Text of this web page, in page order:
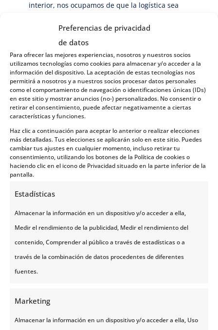
Preferencias de privacidad
de datos
Para ofrecer las mejores experiencias, nosotros y nuestros socios
utilizamos tecnologías como cookies para almacenar y/o acceder a la
información del dispositivo. La aceptación de estas tecnologías nos
permitirá a nosotros y a nuestros socios procesar datos personales
como el comportamiento de navegación o identificaciones únicas (IDs)
en este sitio y mostrar anuncios (no-) personalizados. No consentir o
retirar el consentimiento, puede afectar negativamente a ciertas
características y funciones.
Haz clic a continuación para aceptar lo anterior o realizar elecciones
más detalladas. Tus elecciones se aplicarán solo en este sitio. Puedes
cambiar tus ajustes en cualquier momento, incluso retirar tu
consentimiento, utilizando los botones de la Política de cookies o
haciendo clic en el icono de Privacidad situado en la parte inferior de la
pantalla.
Estadísticas
Almacenar la información en un dispositivo y/o acceder a ella,
Medir el rendimiento de la publicidad, Medir el rendimiento del
contenido, Comprender al público a través de estadísticas o a
través de la combinación de datos procedentes de diferentes
fuentes.
Marketing
Almacenar la información en un dispositivo y/o acceder a ella, Uso
interior, nos ocupamos de que la logística sea
impredecible. Contar con nuestro respaldo significa
tener a un equipo monitorizando las condiciones
para que tu seguridad sea siempre la prioridad.
Un itinerario diseñado por
expertos
Aunque solo contamos con una ruta organizada de
momento, esta ha sido estructurada en bloques
lógicos para que la inmersión en el paisaje sea
progresiva y fascinante:
El Círculo Dorado y la Geotermia
grupos a presenciar la fuerza de la falla entre placas
géiseres en plena erupción. Es la introducción
La Costa Sur y los Glaciares
Esta es, para nosotros, la zona más impactante.
las lagunas donde flotan icebergs milenarios. Es un
una organización precisa para aprovechar cada
minuto de luz.
Cascadas y Playas de Basalto